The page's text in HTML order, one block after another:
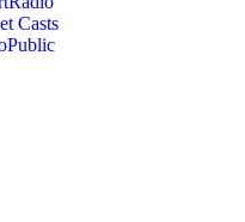
Casts